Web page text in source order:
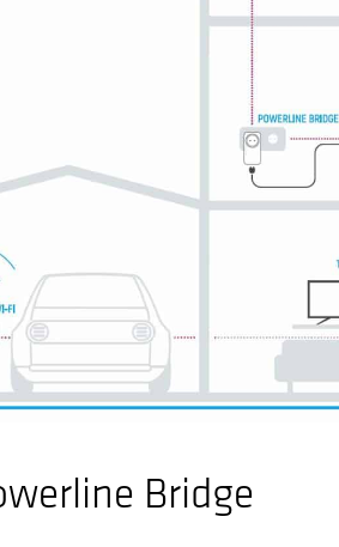
Bridge